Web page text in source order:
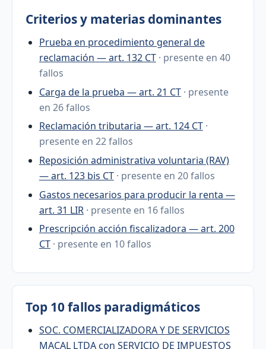
Criterios y materias dominantes
Prueba en procedimiento general de
reclamación — art. 132 CT · presente en 40
fallos
Carga de la prueba — art. 21 CT · presente
en 26 fallos
Reclamación tributaria — art. 124 CT ·
presente en 22 fallos
Reposición administrativa voluntaria (RAV)
— art. 123 bis CT · presente en 20 fallos
Gastos necesarios para producir la renta —
art. 31 LIR · presente en 16 fallos
Prescripción acción fiscalizadora — art. 200
CT · presente en 10 fallos
Top 10 fallos paradigmáticos
SOC. COMERCIALIZADORA Y DE SERVICIOS
MACAL LTDA con SERVICIO DE IMPUESTOS